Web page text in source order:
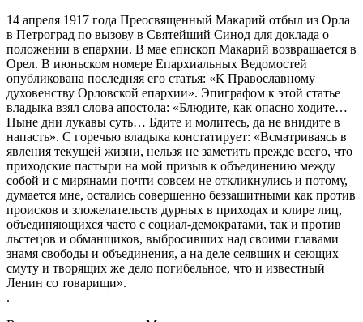
14 апреля 1917 года Преосвященный Макарий отбыл из Орла
в Петроград по вызову в Святейший Синод для доклада о
положении в епархии. В мае епископ Макарий возвращается в
Орел. В июньском номере Епархиальных Ведомостей
опубликована последняя его статья: «К Православному
духовенству Орловской епархии». Эпиграфом к этой статье
владыка взял слова апостола: «Блюдите, как опасно ходите…
Ныне дни лукавы суть… Бдите и молитесь, да не внидите в
напасть». С горечью владыка констатирует: «Всматриваясь в
явления текущей жизни, нельзя не заметить прежде всего, что
приходские пастыри на мой призыв к объединению между
собой и с мирянами почти совсем не откликнулись и потому,
думается мне, остались совершенно беззащитными как против
происков и зложелательств дурных в приходах и клире лиц,
объединяющихся часто с социал-демократами, так и против
льстецов и обманщиков, выбросивших над своими главами
знамя свободы и объединения, а на деле сеявших и сеющих
смуту и творящих же дело погибельное, что и известный
Ленин со товарищи».
.